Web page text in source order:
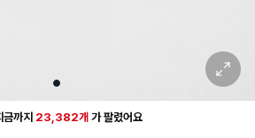
1
확대 보기
금까지 23,382개 가팔렸어요